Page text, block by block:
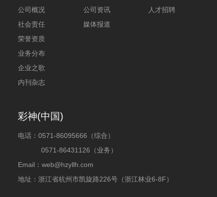
公司概况
社会责任
荣誉资质
业务分布
企业之歌
内刊杂志
公司资讯
媒体报道
人才招聘
彩神(中国)
电话：0571-86095666（综合）
0571-86431126（业务）
Email：web@hzyllh.com
地址：浙江省杭州市凯旋路226号（浙江林业6-8F）